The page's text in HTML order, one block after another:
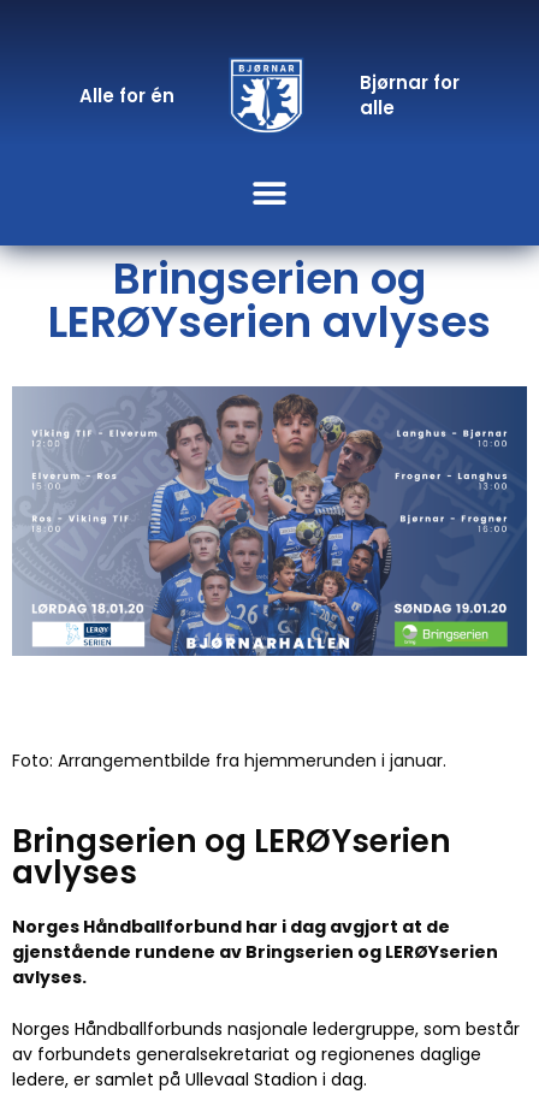
Alle for én
Bjørnar for
alle
Bringserien og
LERØYserien avlyses
Foto: Arrangementbilde fra hjemmerunden i januar.
Bringserien og LERØYserien
avlyses
Norges Håndballforbund har i dag avgjort at de
gjenstående rundene av Bringserien og LERØYserien
avlyses.
Norges Håndballforbunds nasjonale ledergruppe, som består
av forbundets generalsekretariat og regionenes daglige
ledere, er samlet på Ullevaal Stadion i dag.